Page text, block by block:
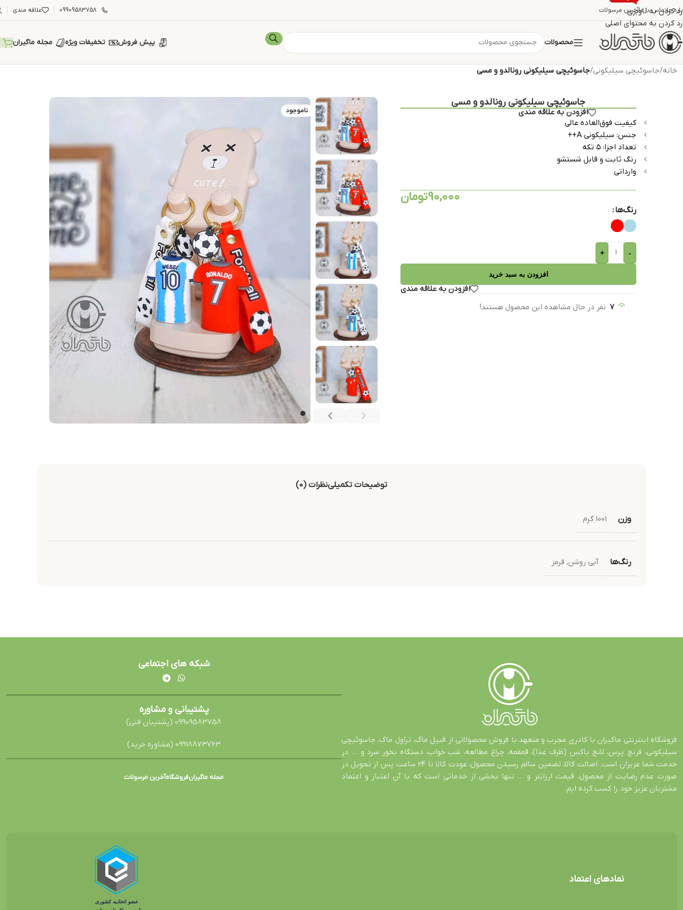
رد کردن به ناوبری
رد کردن به محتوای اصلی
ماتماس با ماآخرین مرسولات 09909583758 علاقه مندی
محصولات پیش فروش تخفیفات ویژه مجله ماگیران
خانه/جاسوئیچی سیلیکونی/جاسوئیچی سیلیکونی رونالدو و مسی
ناموجود
جاسوئیچی سیلیکونی رونالدو و مسی
افزودن به علاقه مندی
کیفیت فوق‌العاده عالی
جنس: سیلیکونی A++
تعداد اجزا: ۵ تکه
رنگ ثابت و قابل شستشو
وارداتی
90,000تومان
رنگ‌ها
-
+
افزودن به سبد خرید
افزودن به علاقه مندی
7 نفر در حال مشاهده این محصول هستند!
توضیحات تکمیلینظرات (0)
وزن 1001 گرم
رنگ‌ها آبی روشن, قرمز
فروشگاه اینترنتی ماگیران با کادری مجرب و متعهد با فروش محصولاتی از قبیل ماگ، تراول ماگ، جاسوئیچی
سیلیکونی، فرنچ پرس، لانچ باکس (ظرف غذا)، قمقمه، چراغ مطالعه، شب خواب، دستگاه بخور سرد و … در
خدمت شما عزیزان است. اصالت کالا، تضمین سالم رسیدن محصول، عودت کالا تا 24 ساعت پس از تحویل در
صورت عدم رضایت از محصول، قیمت ارزانتر و … تنها بخشی از خدماتی است که با آن اعتبار و اعتماد
مشتریان عزیز خود را کسب کرده ایم.
شبکه های اجتماعی
پشتیبانی و مشاوره
09909583758 (پشتیبان فنی)
09918873763 (مشاوره خرید)
مجله ماگیرانفروشگاهآخرین مرسولات
نمادهای اعتماد